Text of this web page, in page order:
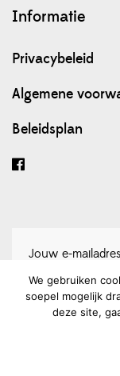
Informatie
Privacybeleid
Algemene
Beleidsplan
Schrijf
We gebruiken
soepel mogelijk
deze site,